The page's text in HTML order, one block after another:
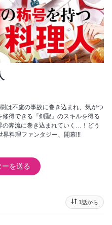
は不慮の事故に巻き込まれ、気がつ
得できる『剣聖』のスキルを得る
奔流に巻き込まれていく…！どう
料理ファンタジー、開幕!!!
を送る
1話から